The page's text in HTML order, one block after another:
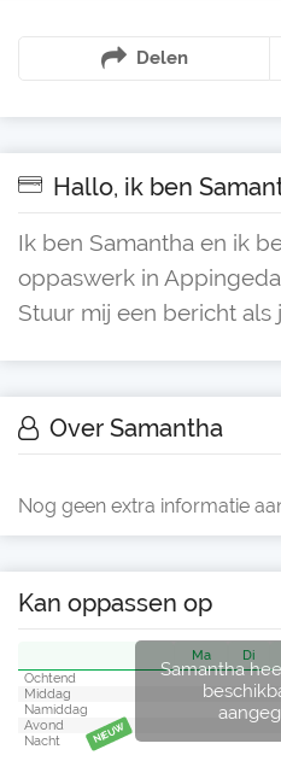
Delen
Hallo, ik ben
Ik ben Samantha en ik
oppaswerk in
Stuur mij een bericht als
Over Samantha
Nog geen extra informatie
Kan oppassen op
Samantha
Ma Di
Ochtend
Middag
Namiddag
Avond
Nacht
NIEUW